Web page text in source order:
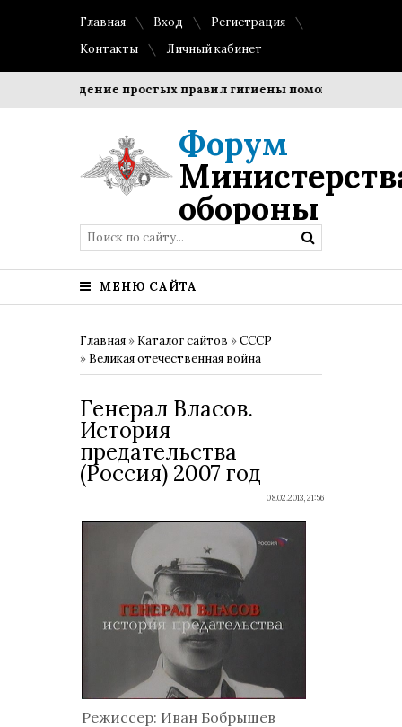
Главная Вход
Регистрация
Контакты
Личный кабинет
Соблюдение простых правил гигиены помогает
Форум
обороны
МЕНЮ САЙТА
Главная » Каталог сайтов »СССР
» Великая отечественная война
Генерал Власов.
История
предательства
(Россия) 2007 год
08.02.2013, 21:56
Режиссер: Иван Бобрышев